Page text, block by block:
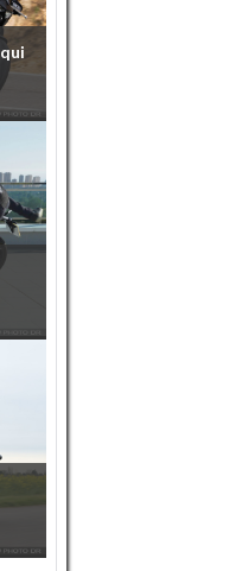
qui